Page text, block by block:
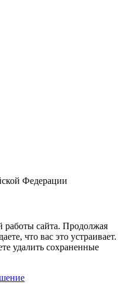
Федерации
сайта. Продолжая
что вас это устраивает.
удалить сохраненные